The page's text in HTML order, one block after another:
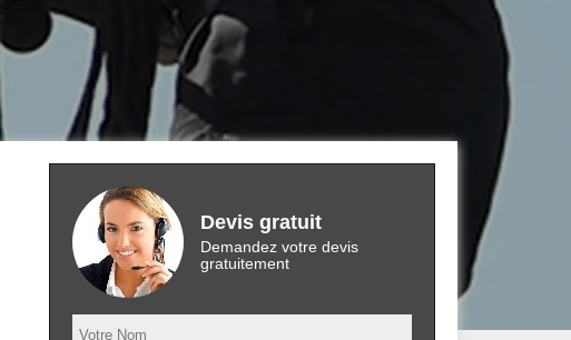
Devis gratuit
Demandez votre devis
gratuitement